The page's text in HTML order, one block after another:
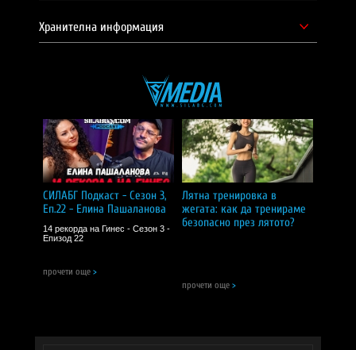
Доставчик на продукта - И фудс ЕООД.
Уебсайт на производителя -
https://www.natrol.com/
Хранителна информация
СИЛАБГ Подкаст - Сезон 3,
Еп.22 - Елина Пашаланова
14 рекорда на Гинес - Сезон 3 -
Епизод 22
прочети още >
Лятна тренировка в
жегата: как да тренираме
безопасно през лятото?
прочети още >